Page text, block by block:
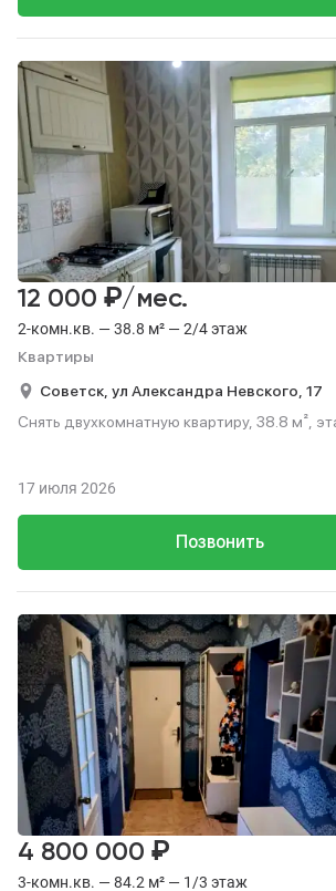
2-комн.кв. — 38.8 м² — 2/4 этаж
Квартиры
12 000 ₽/мес.
Советск, ул Александра Невского, 17
Снять двухкомнатную квартиру, 38.8 м²,
Позвонить
17 июля 2026
3-комн.кв. — 84.2 м² — 1/3 этаж
4 800 000 ₽